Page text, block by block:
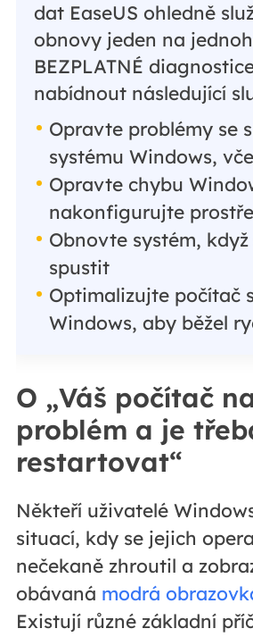
dat EaseUS ohledně
obnovy jeden na
BEZPLATNÉ
nabídnout následující
Opravte problémy se
systému Windows,
Opravte chybu
nakonfigurujte
Obnovte systém,
spustit
Optimalizujte počítač
Windows, aby běžel
O „Váš počítač
problém a je
restartovat“
Někteří uživatelé
situací, kdy se jejich
nečekaně zhroutil a
obávaná modrá
Existují různé základní